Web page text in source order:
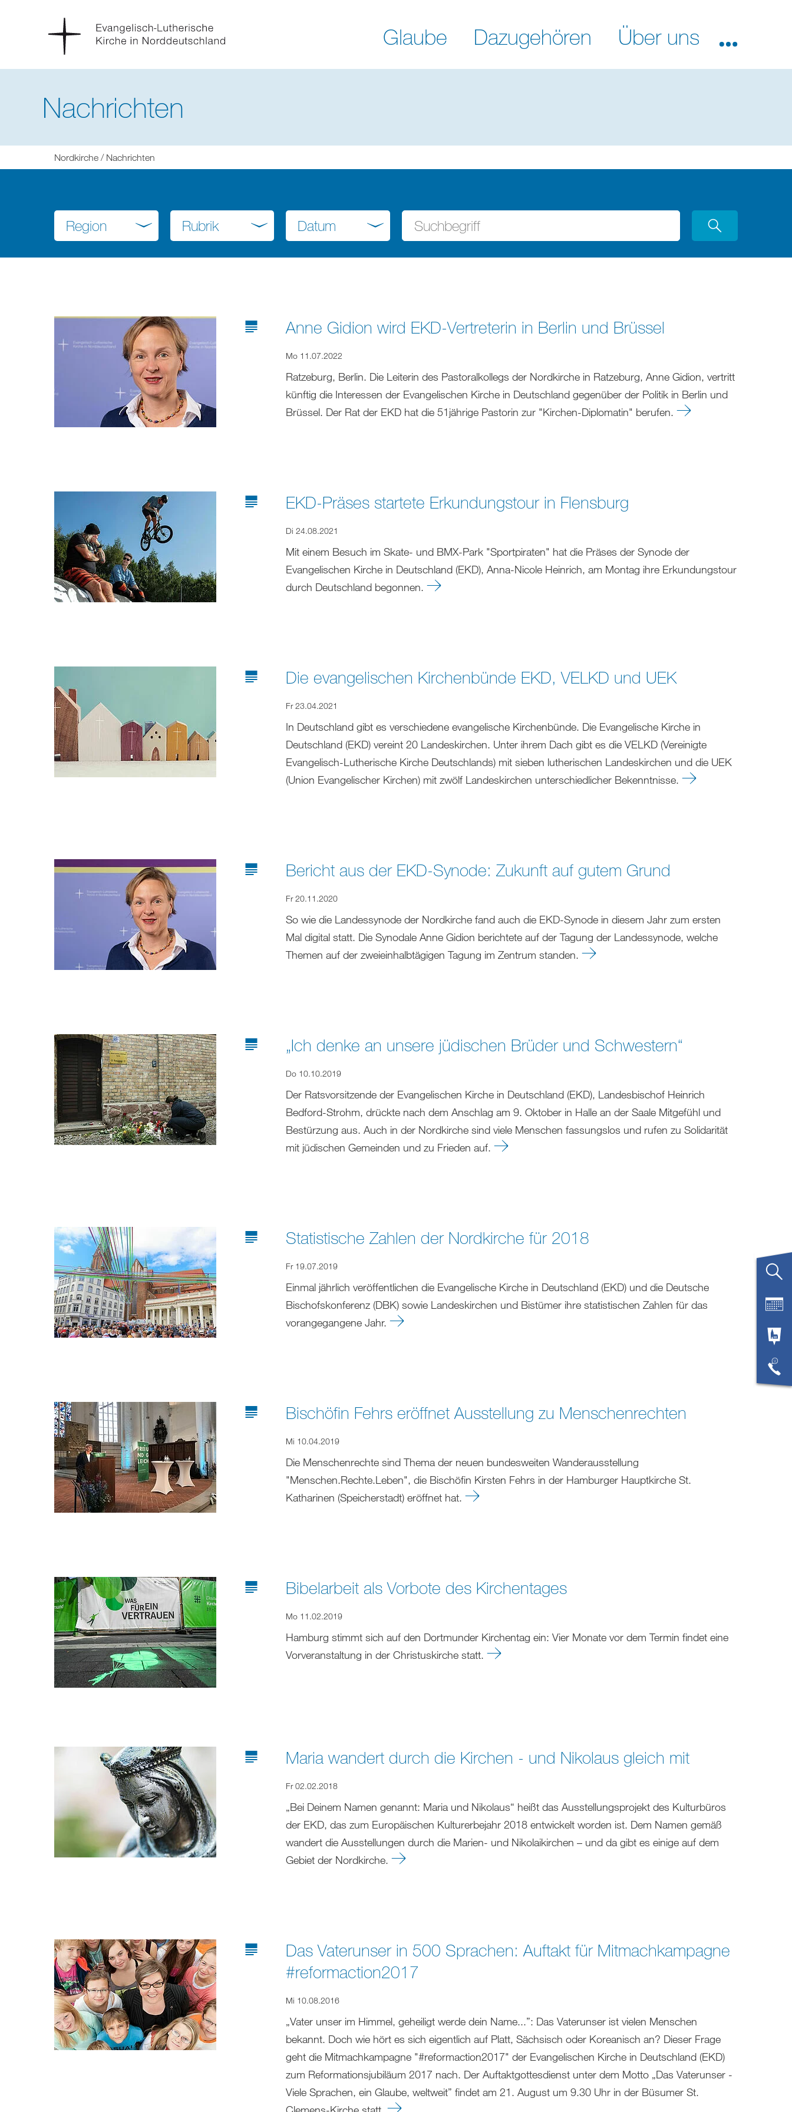
Glaube Dazugehören Über uns
Nachrichten
befinden
Nordkirche Nachrichten
Region Rubrik Datum
Anne Gidion wird EKD-Vertreterin in Berlin und Brüssel
Mo 11.07.2022
Ratzeburg, Berlin. Die Leiterin des Pastoralkollegs der Nordkirche in Ratzeburg, Anne Gidion, vertritt
künftig die Interessen der Evangelischen Kirche in Deutschland gegenüber der Politik in Berlin und
Brüssel. Der Rat der EKD hat die 51jährige Pastorin zur "Kirchen-Diplomatin" berufen.
EKD-Präses startete Erkundungstour in Flensburg
Di 24.08.2021
Mit einem Besuch im Skate- und BMX-Park "Sportpiraten" hat die Präses der Synode der
Evangelischen Kirche in Deutschland (EKD), Anna-Nicole Heinrich, am Montag ihre Erkundungstour
durch Deutschland begonnen.
Die evangelischen Kirchenbünde EKD, VELKD und UEK
Fr 23.04.2021
In Deutschland gibt es verschiedene evangelische Kirchenbünde. Die Evangelische Kirche in
Deutschland (EKD) vereint 20 Landeskirchen. Unter ihrem Dach gibt es die VELKD (Vereinigte
Evangelisch-Lutherische Kirche Deutschlands) mit sieben lutherischen Landeskirchen und die UEK
(Union Evangelischer Kirchen) mit zwölf Landeskirchen unterschiedlicher Bekenntnisse.
Bericht aus der EKD-Synode: Zukunft auf gutem Grund
Fr 20.11.2020
So wie die Landessynode der Nordkirche fand auch die EKD-Synode in diesem Jahr zum ersten
Mal digital statt. Die Synodale Anne Gidion berichtete auf der Tagung der Landessynode, welche
Themen auf der zweieinhalbtägigen Tagung im Zentrum standen.
„Ich denke an unsere jüdischen Brüder und Schwestern“
Do 10.10.2019
Der Ratsvorsitzende der Evangelischen Kirche in Deutschland (EKD), Landesbischof Heinrich
Bedford-Strohm, drückte nach dem Anschlag am 9. Oktober in Halle an der Saale Mitgefühl und
Bestürzung aus. Auch in der Nordkirche sind viele Menschen fassungslos und rufen zu Solidarität
mit jüdischen Gemeinden und zu Frieden auf.
Statistische Zahlen der Nordkirche für 2018
Fr 19.07.2019
Einmal jährlich veröffentlichen die Evangelische Kirche in Deutschland (EKD) und die Deutsche
Bischofskonferenz (DBK) sowie Landeskirchen und Bistümer ihre statistischen Zahlen für das
vorangegangene Jahr.
Bischöfin Fehrs eröffnet Ausstellung zu Menschenrechten
Mi 10.04.2019
Die Menschenrechte sind Thema der neuen bundesweiten Wanderausstellung
"Menschen.Rechte.Leben", die Bischöfin Kirsten Fehrs in der Hamburger Hauptkirche St.
Katharinen (Speicherstadt) eröffnet hat.
Bibelarbeit als Vorbote des Kirchentages
Mo 11.02.2019
Hamburg stimmt sich auf den Dortmunder Kirchentag ein: Vier Monate vor dem Termin findet eine
Vorveranstaltung in der Christuskirche statt.
Maria wandert durch die Kirchen - und Nikolaus gleich mit
Fr 02.02.2018
„Bei Deinem Namen genannt: Maria und Nikolaus“ heißt das Ausstellungsprojekt des Kulturbüros
der EKD, das zum Europäischen Kulturerbejahr 2018 entwickelt worden ist. Dem Namen gemäß
wandert die Ausstellungen durch die Marien- und Nikolaikirchen – und da gibt es einige auf dem
Gebiet der Nordkirche.
Das Vaterunser in 500 Sprachen: Auftakt für Mitmachkampagne
#reformaction2017
Mi 10.08.2016
„Vater unser im Himmel, geheiligt werde dein Name...”: Das Vaterunser ist vielen Menschen
bekannt. Doch wie hört es sich eigentlich auf Platt, Sächsisch oder Koreanisch an? Dieser Frage
geht die Mitmachkampagne "#reformaction2017" der Evangelischen Kirche in Deutschland (EKD)
zum Reformationsjubiläum 2017 nach. Der Auftaktgottesdienst unter dem Motto „Das Vaterunser -
Viele Sprachen, ein Glaube, weltweit” findet am 21. August um 9.30 Uhr in der Büsumer St.